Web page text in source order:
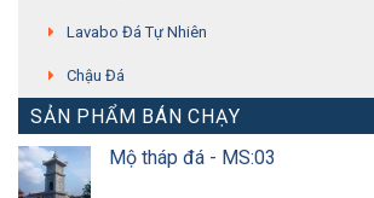
Lavabo Đá Tự Nhiên
Chậu Đá
SẢN PHẨM BÁN CHẠY
Mộ tháp đá - MS:03